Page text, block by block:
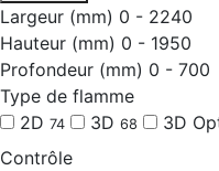
Largeur (mm) 0 - 2240
Hauteur (mm) 0 - 1950
Profondeur (mm) 0 - 700
Type de flamme
2D 74 3D 68 3D
Contrôle